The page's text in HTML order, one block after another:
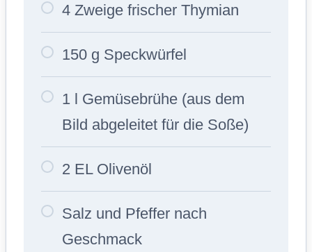
4 Zweige frischer Thymian
150 g Speckwürfel
1 l Gemüsebrühe (aus dem
Bild abgeleitet für die Soße)
2 EL Olivenöl
Salz und Pfeffer nach
Geschmack